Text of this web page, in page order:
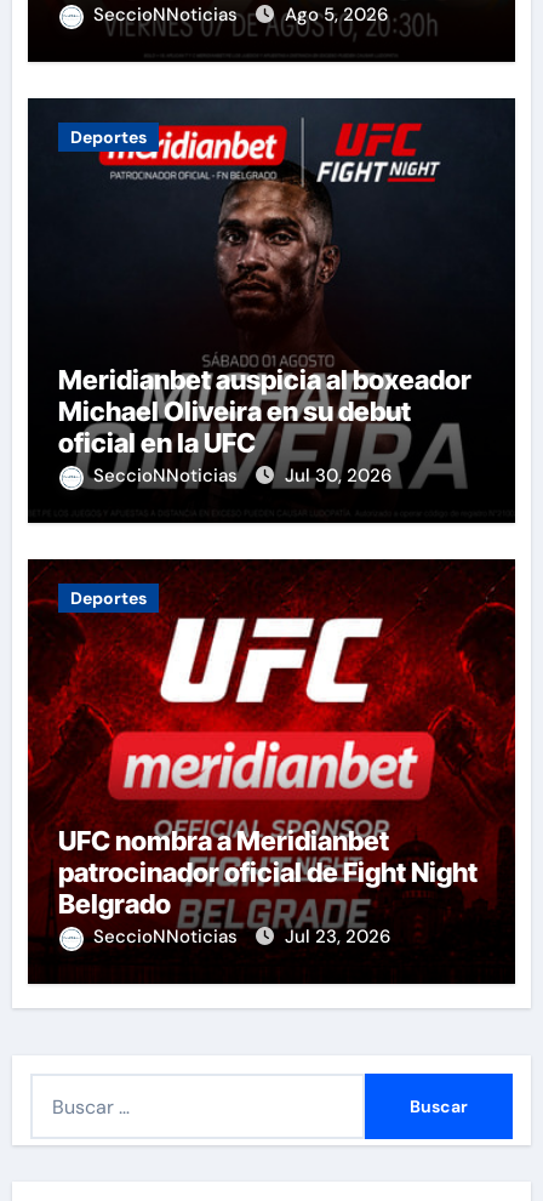
SeccioNNoticias Ago 5, 2026
Deportes
Meridianbet auspicia al boxeador
Michael Oliveira en su debut
oficial en la UFC
SeccioNNoticias Jul 30, 2026
Deportes
UFC nombra a Meridianbet
patrocinador oficial de Fight Night
Belgrado
SeccioNNoticias Jul 23, 2026